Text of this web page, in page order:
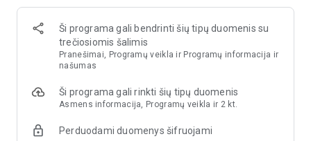
Ne visos funkcijos palaikomos kiekviename irenginyje. Ne
visus irenginius galima isigyti visose šalyse.
Patikrinkite įrenginio dokumentaciją arba IP šliuzą, ar jis
suderinamas su HomeCom Easy.
Naujos funkcijos ir papildomas įrenginio palaikymas bus
Informacinis pranešimas apie duomenis pagal Reglamentą
paslaugoms: https://information-on-product-and-service-
Ši programa gali bendrinti šių tipų duomenis su
trečiosiomis šalimis
Pranešimai, Programų veikla ir Programų informacija ir
našumas
Ši programa gali rinkti šių tipų duomenis
Asmens informacija, Programų veikla ir 2 kt.
Perduodami duomenys šifruojami